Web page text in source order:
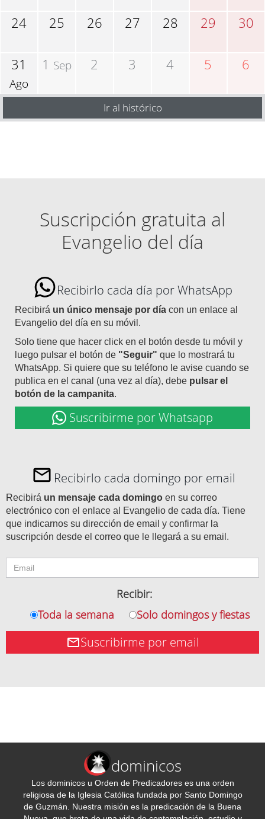
24 25 26 27 28 29 30
31
Ago
1 Sep 2 3 4 5 6
Ir al histórico
Suscripción gratuita al
Evangelio del día
Recibirlo cada día por WhatsApp
Recibirá un único mensaje por día con un enlace al
Evangelio del día en su móvil.
Solo tiene que hacer click en el botón desde tu móvil y
luego pulsar el botón de "Seguir" que lo mostrará tu
WhatsApp. Si quiere que su teléfono le avise cuando se
publica en el canal (una vez al día), debe pulsar el
botón de la campanita.
Suscribirme por Whatsapp
Recibirlo cada domingo por email
Recibirá un mensaje cada domingo en su correo
electrónico con el enlace al Evangelio de cada día. Tiene
que indicarnos su dirección de email y confirmar la
suscripción desde el correo que le llegará a su email.
Recibir:
Toda la semana
Solo domingos y fiestas
Suscribirme por email
dominicos
Los dominicos u Orden de Predicadores es una orden
religiosa de la Iglesia Católica fundada por Santo Domingo
de Guzmán. Nuestra misión es la predicación de la Buena